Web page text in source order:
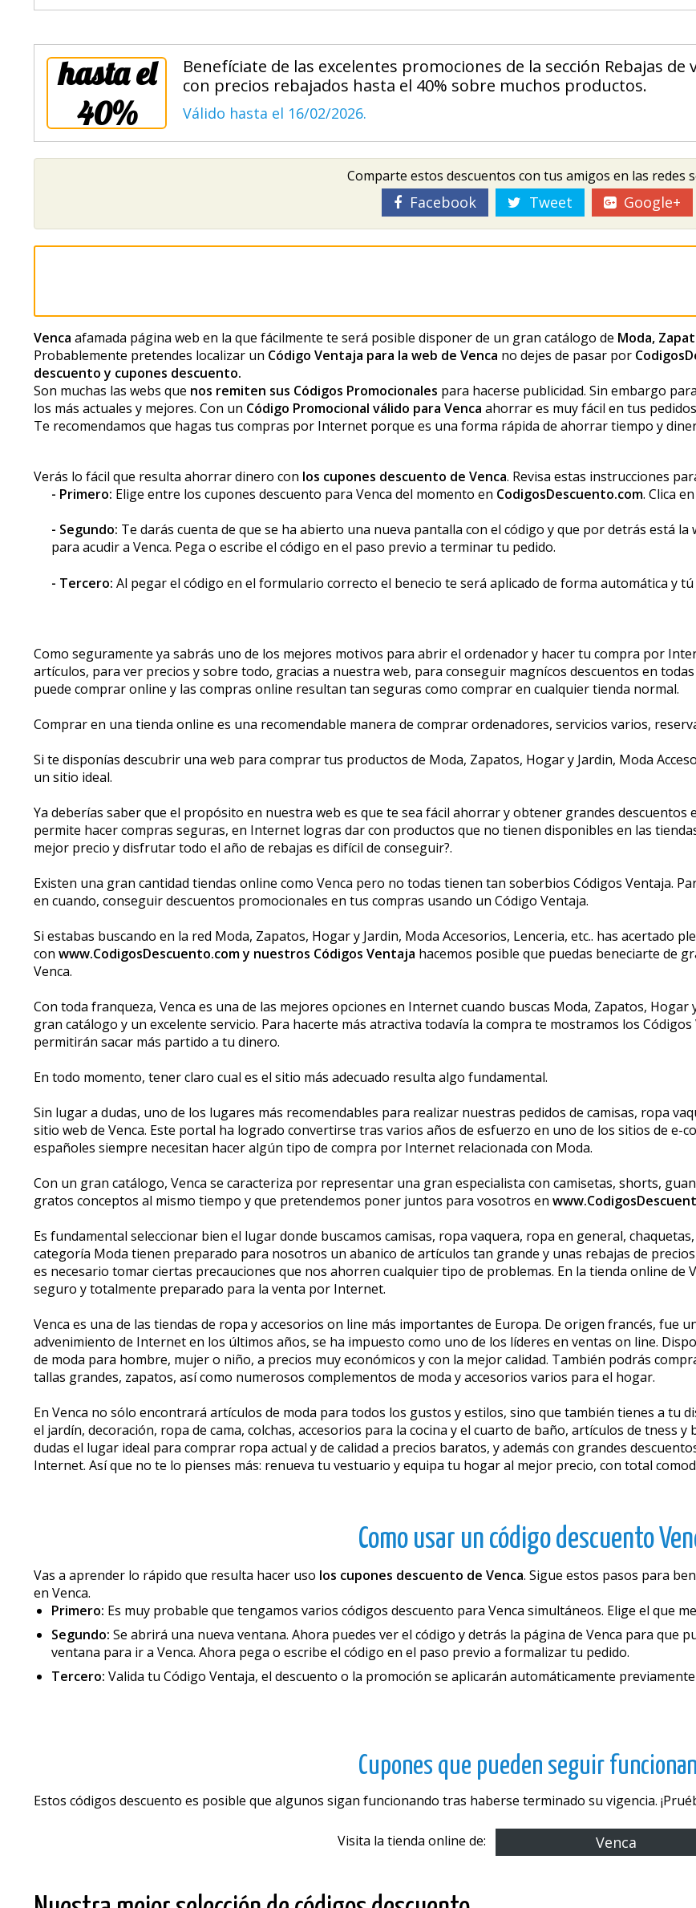
hasta el
40%
Benefíciate de las excelentes promociones de la sección Rebajas de
con precios rebajados hasta el 40% sobre muchos productos.
Válido hasta el 16/02/2026.
Comparte estos descuentos con tus amigos en las redes
Facebook Tweet Google+
Venca afamada página web en la que fácilmente te será posible disponer de un gran catálogo de Moda,
Probablemente pretendes localizar un Código Ventaja para la web de Venca no dejes de pasar por
descuento y cupones descuento.
Son muchas las webs que nos remiten sus Códigos Promocionales para hacerse publicidad. Sin embargo
los más actuales y mejores. Con un Código Promocional válido para Venca ahorrar es muy fácil en tus
Te recomendamos que hagas tus compras por Internet porque es una forma rápida de ahorrar tiempo y
Verás lo fácil que resulta ahorrar dinero con los cupones descuento de Venca. Revisa estas instrucciones
- Primero: Elige entre los cupones descuento para Venca del momento en CodigosDescuento.com. Clica
- Segundo: Te darás cuenta de que se ha abierto una nueva pantalla con el código y que por detrás está la
para acudir a Venca. Pega o escribe el código en el paso previo a terminar tu pedido.
- Tercero: Al pegar el código en el formulario correcto el beneficio te será aplicado de forma automática y tú
Como seguramente ya sabrás uno de los mejores motivos para abrir el ordenador y hacer tu compra por
artículos, para ver precios y sobre todo, gracias a nuestra web, para conseguir magníficos descuentos en
puede comprar online y las compras online resultan tan seguras como comprar en cualquier tienda normal.
Comprar en una tienda online es una recomendable manera de comprar ordenadores, servicios varios,
Si te disponías descubrir una web para comprar tus productos de Moda, Zapatos, Hogar y Jardin, Moda
un sitio ideal.
Ya deberías saber que el propósito en nuestra web es que te sea fácil ahorrar y obtener grandes
permite hacer compras seguras, en Internet logras dar con productos que no tienen disponibles en las
mejor precio y disfrutar todo el año de rebajas es difícil de conseguir?.
Existen una gran cantidad tiendas online como Venca pero no todas tienen tan soberbios Códigos Ventaja.
en cuando, conseguir descuentos promocionales en tus compras usando un Código Ventaja.
Si estabas buscando en la red Moda, Zapatos, Hogar y Jardin, Moda Accesorios, Lenceria, etc.. has acertado
con www.CodigosDescuento.com y nuestros Códigos Ventaja hacemos posible que puedas beneficiarte de
Venca.
Con toda franqueza, Venca es una de las mejores opciones en Internet cuando buscas Moda, Zapatos, Hogar
gran catálogo y un excelente servicio. Para hacerte más atractiva todavía la compra te mostramos los
permitirán sacar más partido a tu dinero.
En todo momento, tener claro cual es el sitio más adecuado resulta algo fundamental.
Sin lugar a dudas, uno de los lugares más recomendables para realizar nuestras pedidos de camisas, ropa
sitio web de Venca. Este portal ha logrado convertirse tras varios años de esfuerzo en uno de los sitios de e-
españoles siempre necesitan hacer algún tipo de compra por Internet relacionada con Moda.
Con un gran catálogo, Venca se caracteriza por representar una gran especialista con camisetas, shorts,
gratos conceptos al mismo tiempo y que pretendemos poner juntos para vosotros en
Es fundamental seleccionar bien el lugar donde buscamos camisas, ropa vaquera, ropa en general,
categoría Moda tienen preparado para nosotros un abanico de artículos tan grande y unas rebajas de
es necesario tomar ciertas precauciones que nos ahorren cualquier tipo de problemas. En la tienda online
seguro y totalmente preparado para la venta por Internet.
Venca es una de las tiendas de ropa y accesorios on line más importantes de Europa. De origen francés, fue
advenimiento de Internet en los últimos años, se ha impuesto como uno de los líderes en ventas on line.
de moda para hombre, mujer o niño, a precios muy económicos y con la mejor calidad. También podrás
tallas grandes, zapatos, así como numerosos complementos de moda y accesorios varios para el hogar.
En Venca no sólo encontrará artículos de moda para todos los gustos y estilos, sino que también tienes a tu
el jardín, decoración, ropa de cama, colchas, accesorios para la cocina y el cuarto de baño, artículos de fitness
dudas el lugar ideal para comprar ropa actual y de calidad a precios baratos, y además con grandes
Internet. Así que no te lo pienses más: renueva tu vestuario y equipa tu hogar al mejor precio, con total
Como usar un código descuento
Vas a aprender lo rápido que resulta hacer uso los cupones descuento de Venca. Sigue estos pasos para
en Venca.
Primero: Es muy probable que tengamos varios códigos descuento para Venca simultáneos. Elige el que
Segundo: Se abrirá una nueva ventana. Ahora puedes ver el código y detrás la página de Venca para que
ventana para ir a Venca. Ahora pega o escribe el código en el paso previo a formalizar tu pedido.
Tercero: Valida tu Código Ventaja, el descuento o la promoción se aplicarán automáticamente
Cupones que pueden seguir
Estos códigos descuento es posible que algunos sigan funcionando tras haberse terminado su vigencia.
Visita la tienda online de: Venca